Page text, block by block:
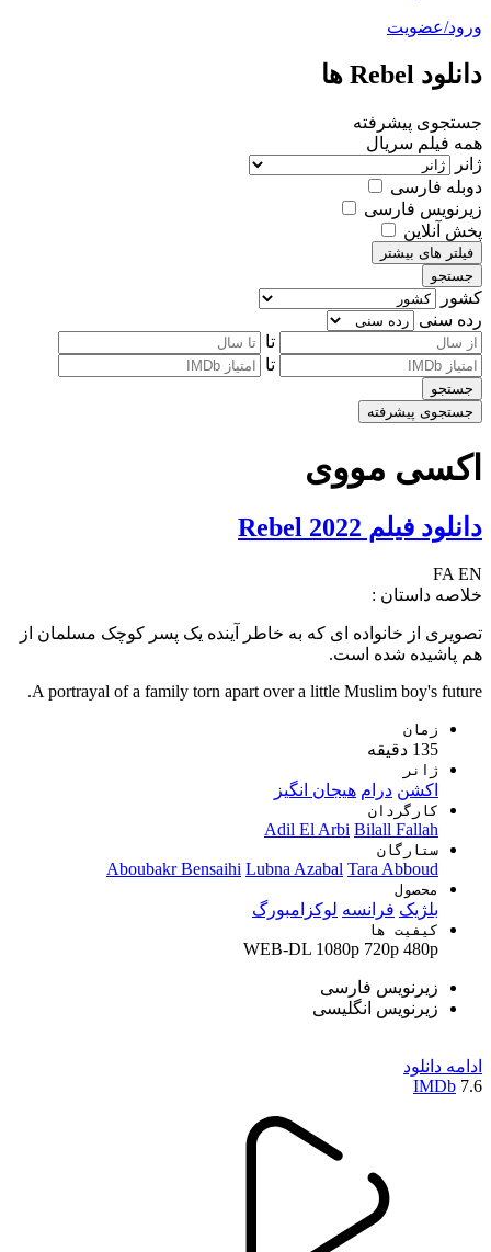
ورود/عضویت
دانلود Rebel ها
جستجوی پیشرفته
همه فیلم سریال
ژانر
دوبله فارسی
زیرنویس فارسی
پخش آنلاین
فیلتر های بیشتر
جستجو
کشور
رده سنی
تا
تا
جستجو
جستجوی پیشرفته
اکسی مووی
دانلود فیلم Rebel 2022
FA EN
خلاصه داستان :
تصویری از خانواده ای که به خاطر آینده یک پسر کوچک مسلمان از
هم پاشیده شده است.
A portrayal of a family torn apart over a little Muslim boy's future.
زمان
135 دقیقه
ژانر
اکشن درام هیجان انگیز
کارگردان
Adil El Arbi Bilall Fallah
ستارگان
Aboubakr Bensaihi Lubna Azabal Tara Abboud
محصول
بلژیک فرانسه لوکزامبورگ
کیفیت ها
WEB-DL 1080p 720p 480p
زیرنویس فارسی
زیرنویس انگلیسی
ادامه دانلود
7.6
IMDb